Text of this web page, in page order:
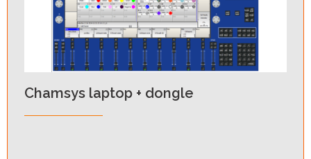
Chamsys laptop + dongle